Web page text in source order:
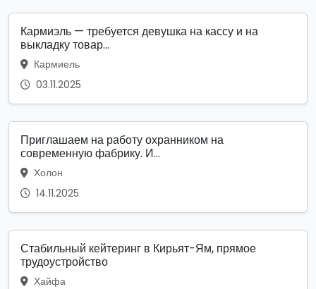
Кармиэль — требуется девушка на кассу и на
выкладку товар...
Кармиель
03.11.2025
Приглашаем на работу охранником на
современную фабрику. И...
Холон
14.11.2025
Стабильный кейтеринг в Кирьят-Ям, прямое
трудоустройство
Хайфа